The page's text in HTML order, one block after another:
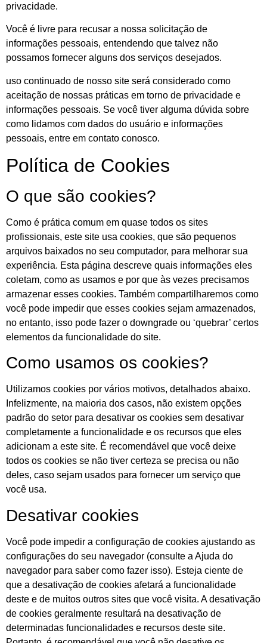
privacidade.
Você é livre para recusar a nossa solicitação de
informações pessoais, entendendo que talvez não
possamos fornecer alguns dos serviços desejados.
uso continuado de nosso site será considerado como
aceitação de nossas práticas em torno de privacidade e
informações pessoais. Se você tiver alguma dúvida sobre
como lidamos com dados do usuário e informações
pessoais, entre em contato conosco.
Política de Cookies
O que são cookies?
Como é prática comum em quase todos os sites
profissionais, este site usa cookies, que são pequenos
arquivos baixados no seu computador, para melhorar sua
experiência. Esta página descreve quais informações eles
coletam, como as usamos e por que às vezes precisamos
armazenar esses cookies. Também compartilharemos como
você pode impedir que esses cookies sejam armazenados,
no entanto, isso pode fazer o downgrade ou ‘quebrar’ certos
elementos da funcionalidade do site.
Como usamos os cookies?
Utilizamos cookies por vários motivos, detalhados abaixo.
Infelizmente, na maioria dos casos, não existem opções
padrão do setor para desativar os cookies sem desativar
completamente a funcionalidade e os recursos que eles
adicionam a este site. É recomendável que você deixe
todos os cookies se não tiver certeza se precisa ou não
deles, caso sejam usados para fornecer um serviço que
você usa.
Desativar cookies
Você pode impedir a configuração de cookies ajustando as
configurações do seu navegador (consulte a Ajuda do
navegador para saber como fazer isso). Esteja ciente de
que a desativação de cookies afetará a funcionalidade
deste e de muitos outros sites que você visita. A desativação
de cookies geralmente resultará na desativação de
determinadas funcionalidades e recursos deste site.